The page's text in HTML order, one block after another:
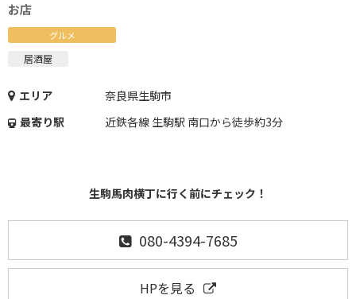
お店
グルメ
居酒屋
エリア
奈良県生駒市
最寄り駅
近鉄各線 生駒駅 南口から徒歩約3分
生駒馬肉横丁に行く前にチェック！
080-4394-7685
HPを見る